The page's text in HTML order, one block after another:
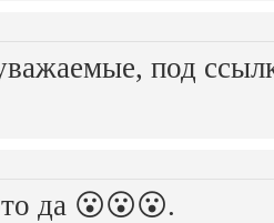
под
да 😮😮😮.